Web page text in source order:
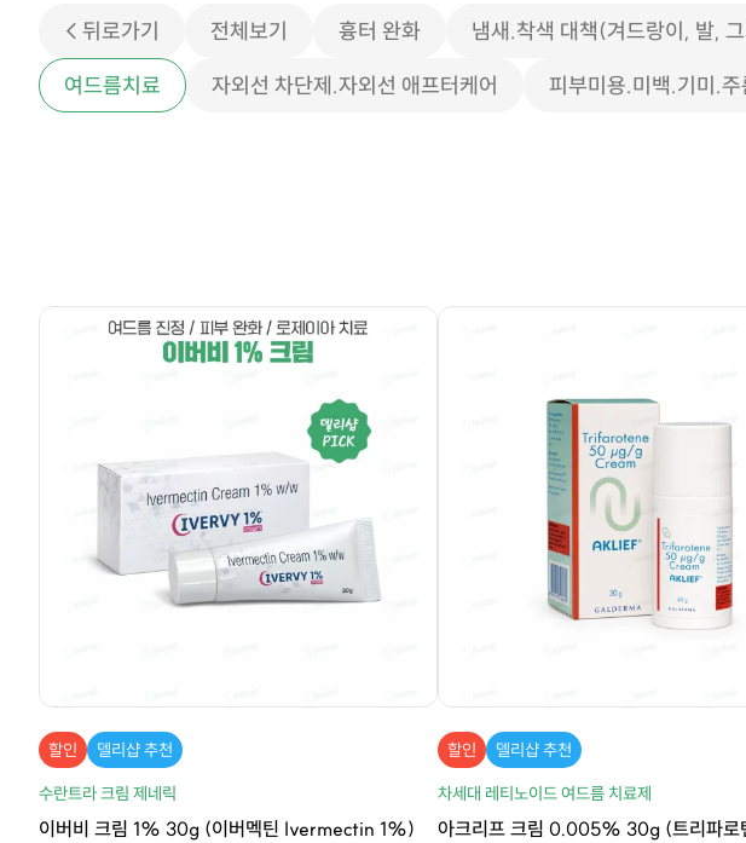
< 뒤로가기 전체보기 흉터 완화 냄새.착색 대책(겨드랑이, 발,
여드름치료
자외선 차단제.자외선 애프터케어 피부미용.미백.기미.주
할인
델리샵 추천
수란트라 크림 제네릭
이버비 크림 1% 30g (이버멕틴 Ivermectin 1%)
할인
델리샵 추천
차세대 레티노이드 여드름 치료제
아크리프 크림 0.005% 30g (트리파로